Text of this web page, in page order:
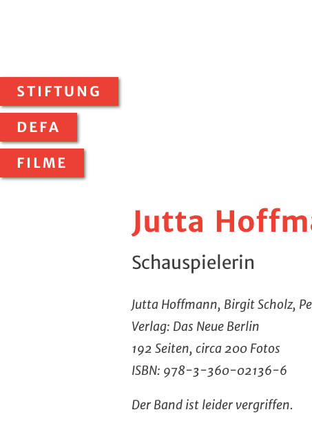
STIFTUNG
DEFA
FILME
Jutta
Schauspielerin
Jutta Hoffmann, Birgit Scholz,
Verlag: Das Neue Berlin
192 Seiten, circa 200 Fotos
ISBN: 978-3-360-02136-6
Der Band ist leider vergriffen.